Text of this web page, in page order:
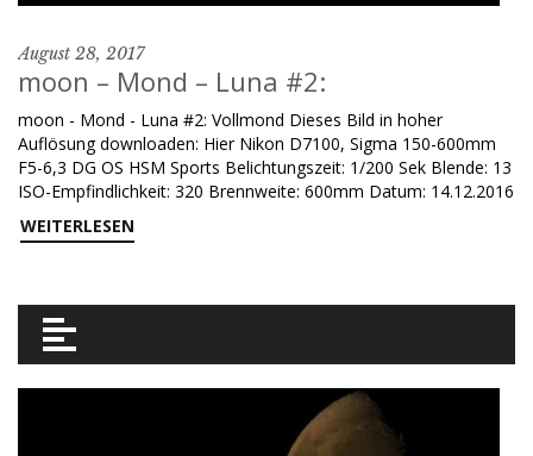
August 28, 2017
moon – Mond – Luna #2:
moon - Mond - Luna #2: Vollmond Dieses Bild in hoher
Auflösung downloaden: Hier Nikon D7100, Sigma 150-600mm
F5-6,3 DG OS HSM Sports Belichtungszeit: 1/200 Sek Blende: 13
ISO-Empfindlichkeit: 320 Brennweite: 600mm Datum: 14.12.2016
WEITERLESEN